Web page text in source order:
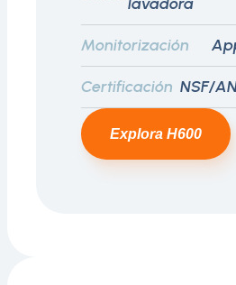
Monitorización
Certificación NSF/
Explora H600